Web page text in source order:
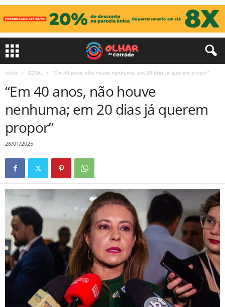
Início GERAL “Em 40 anos, não houve nenhuma; em 20 dias já querem propor”
“Em 40 anos, não houve
nenhuma; em 20 dias já querem
propor”
28/01/2025